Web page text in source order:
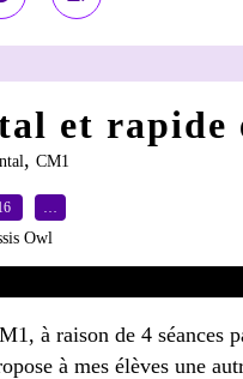
et rapide
, CM1
…
Owl
à raison de 4 séances
à mes élèves une